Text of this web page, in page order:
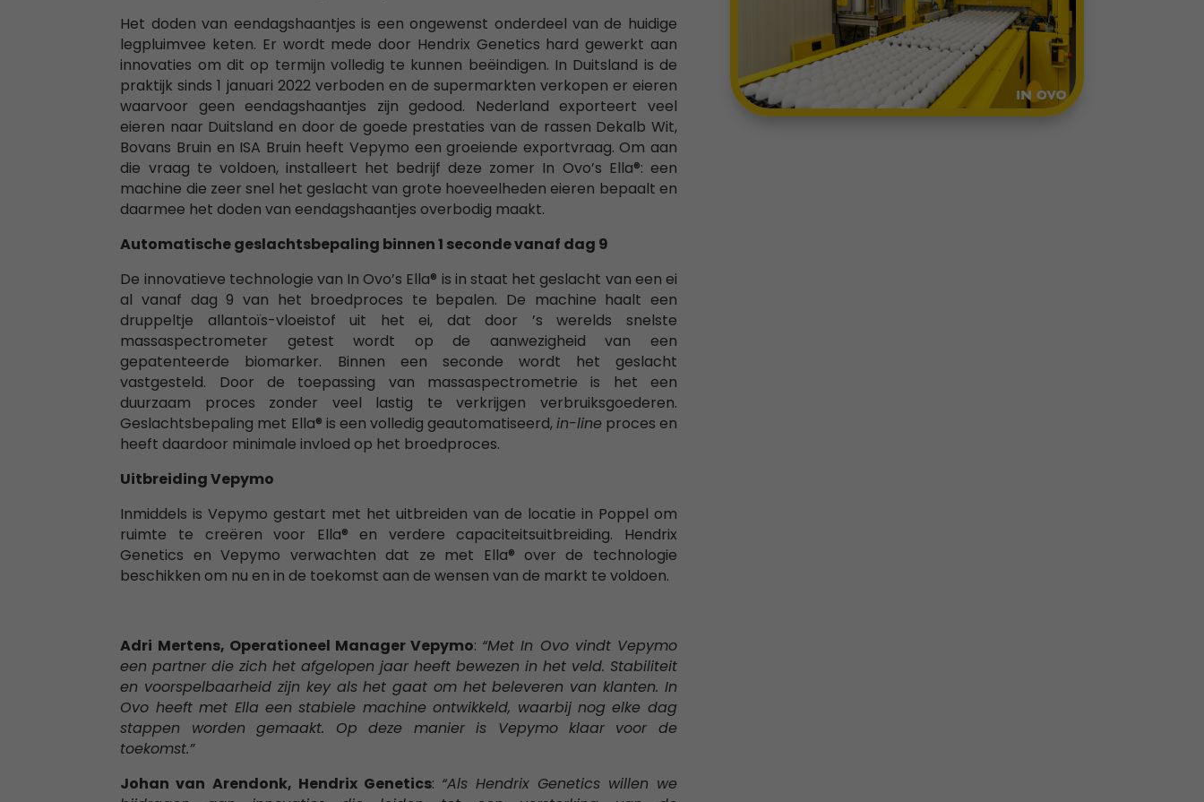
Het doden van eendagshaantjes is een ongewenst onderdeel van de huidige
legpluimvee keten. Er wordt mede door Hendrix Genetics hard gewerkt aan
innovaties om dit op termijn volledig te kunnen beëindigen. In Duitsland is de
praktijk sinds 1 januari 2022 verboden en de supermarkten verkopen er eieren
waarvoor geen eendagshaantjes zijn gedood. Nederland exporteert veel
eieren naar Duitsland en door de goede prestaties van de rassen Dekalb Wit,
Bovans Bruin en ISA Bruin heeft Vepymo een groeiende exportvraag. Om aan
die vraag te voldoen, installeert het bedrijf deze zomer In Ovo’s Ella®: een
machine die zeer snel het geslacht van grote hoeveelheden eieren bepaalt en
daarmee het doden van eendagshaantjes overbodig maakt.
Automatische geslachtsbepaling binnen 1 seconde vanaf dag 9
De innovatieve technologie van In Ovo’s Ella® is in staat het geslacht van een ei
al vanaf dag 9 van het broedproces te bepalen. De machine haalt een
druppeltje allantoïs-vloeistof uit het ei, dat door ’s werelds snelste
massaspectrometer getest wordt op de aanwezigheid van een
gepatenteerde biomarker. Binnen een seconde wordt het geslacht
vastgesteld. Door de toepassing van massaspectrometrie is het een
duurzaam proces zonder veel lastig te verkrijgen verbruiksgoederen.
Geslachtsbepaling met Ella® is een volledig geautomatiseerd,in-lineproces en
heeft daardoor minimale invloed op het broedproces.
Uitbreiding Vepymo
Inmiddels is Vepymo gestart met het uitbreiden van de locatie in Poppel om
ruimte te creëren voor Ella® en verdere capaciteitsuitbreiding. Hendrix
Genetics en Vepymo verwachten dat ze met Ella® over de technologie
beschikken om nu en in de toekomst aan de wensen van de markt te voldoen.
Adri Mertens, Operationeel Manager Vepymo: “Met In Ovo vindt Vepymo
een partner die zich het afgelopen jaar heeft bewezen in het veld. Stabiliteit
en voorspelbaarheid zijn key als het gaat om het beleveren van klanten. In
Ovo heeft met Ella een stabiele machine ontwikkeld, waarbij nog elke dag
stappen worden gemaakt. Op deze manier is Vepymo klaar voor de
toekomst.”
Johan van Arendonk, Hendrix Genetics: “Als Hendrix Genetics willen we